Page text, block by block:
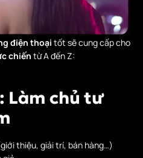
điện thoại tốt sẽ cung cấp cho
chiến từ A đến Z:
Làm chủ tư
thiệu, giải trí, bán hàng…)